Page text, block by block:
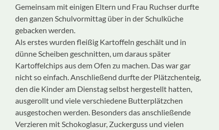
Gemeinsam mit einigen Eltern und Frau Ruchser durfte
den ganzen Schulvormittag über in der Schulküche
gebacken werden.
Als erstes wurden fleißig Kartoffeln geschält und in
dünne Scheiben geschnitten, um daraus später
Kartoffelchips aus dem Ofen zu machen. Das war gar
nicht so einfach. Anschließend durfte der Plätzchenteig,
den die Kinder am Dienstag selbst hergestellt hatten,
ausgerollt und viele verschiedene Butterplätzchen
ausgestochen werden. Besonders das anschließende
Verzieren mit Schokoglasur, Zuckerguss und vielen